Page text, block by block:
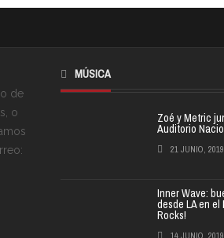
de
o
MÚSICA
Zoé y Metric
Auditorio
21 JUNIO, 2019
Inner Wave:
desde LA en el
Rocks!
14 JUNIO, 2019